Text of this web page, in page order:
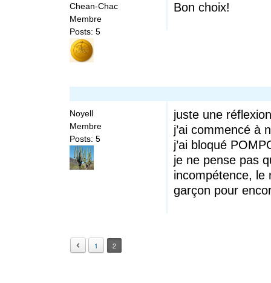
Chean-Chac
Membre
Posts: 5
Bon choix!
Noyell
Membre
Posts: 5
juste une
j’ai commencé à
j’ai bloqué
je ne pense pas
incompétence, le
garçon pour
1 2